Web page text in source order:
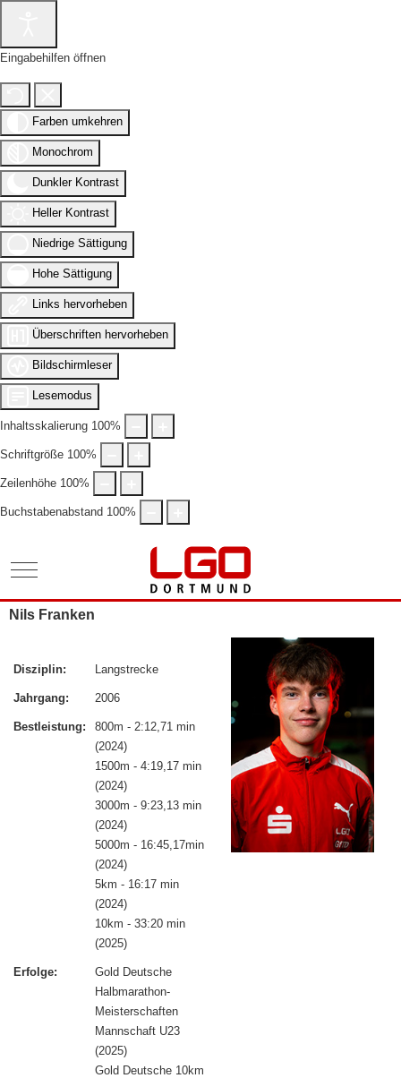
Eingabehilfen öffnen
Farben umkehren
Monochrom
Dunkler Kontrast
Heller Kontrast
Niedrige Sättigung
Hohe Sättigung
Links hervorheben
Überschriften hervorheben
Bildschirmleser
Lesemodus
Inhaltsskalierung 100%
Schriftgröße 100%
Zeilenhöhe 100%
Buchstabenabstand 100%
Mobile Menu Toggle
Nils Franken
Disziplin: Langstrecke
Jahrgang: 2006
Bestleistung:
800m - 2:12,71 min
(2024)
1500m - 4:19,17 min
(2024)
3000m - 9:23,13 min
(2024)
5000m - 16:45,17min
(2024)
5km - 16:17 min
(2024)
10km - 33:20 min
(2025)
Erfolge:
Gold Deutsche
Halbmarathon-
Meisterschaften
Mannschaft U23
(2025)
Gold Deutsche 10km